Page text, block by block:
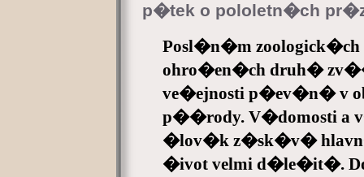
p�tek o pololetn�ch
Posl�n�m zoologick�ch
ohro�en�ch druh�
ve�ejnosti p�ev�n� v
p��rody. V�domosti a
�lov�k z�sk�v�
�ivot velmi d�le�it�.